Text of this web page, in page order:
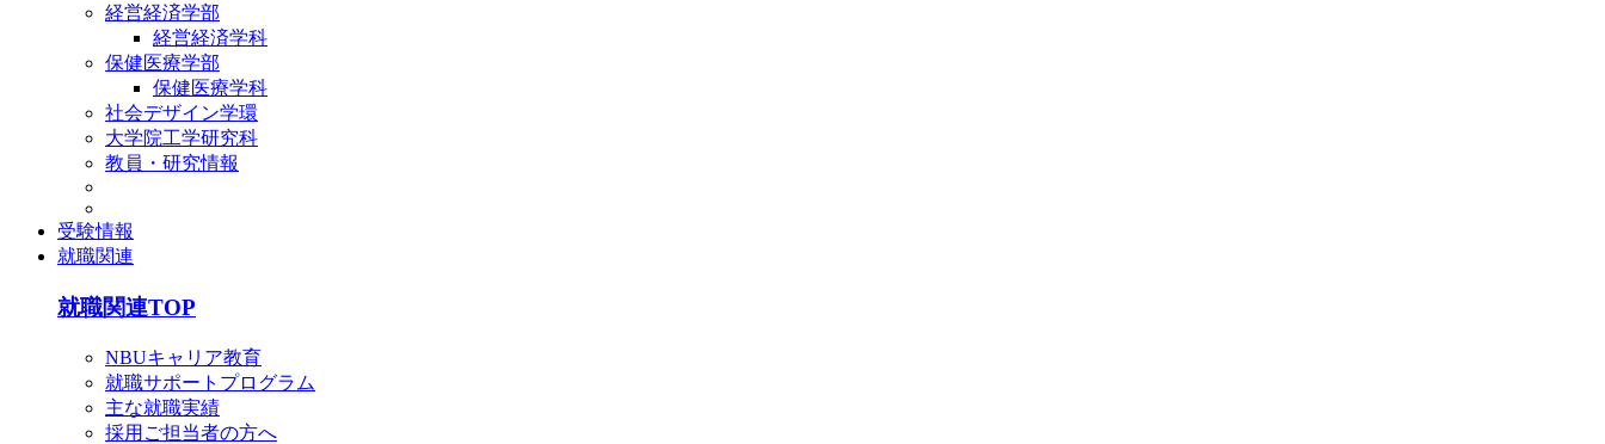
経営経済学部
経営経済学科
保健医療学部
保健医療学科
社会デザイン学環
大学院工学研究科
教員・研究情報
受験情報
就職関連
就職関連TOP
NBUキャリア教育
就職サポートプログラム
主な就職実績
採用ご担当者の方へ